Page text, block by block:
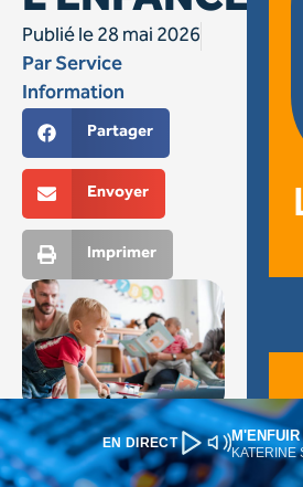
EN DIRECT M'ENFUIR
KATERINE